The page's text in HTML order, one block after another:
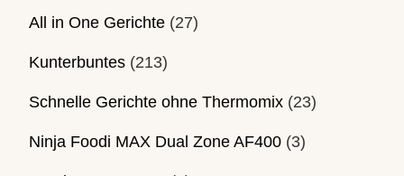
All in One Gerichte (27)
Kunterbuntes (213)
Schnelle Gerichte ohne Thermomix (23)
Ninja Foodi MAX Dual Zone AF400 (3)